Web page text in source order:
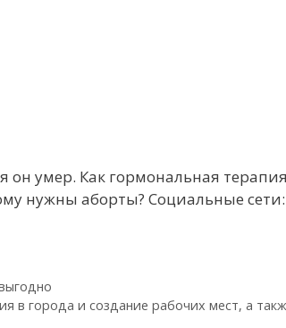
умер. Как гормональная
нужны аборты? Социальные
в города и создание рабочих мест, а